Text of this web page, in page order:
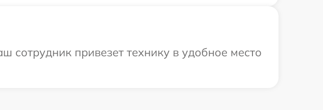
привезет технику в удобное место